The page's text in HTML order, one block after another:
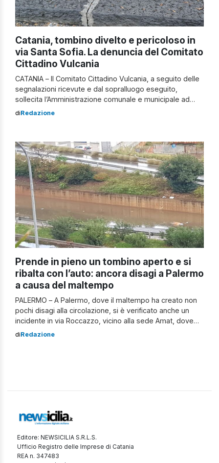
Catania, tombino divelto e pericoloso in
via Santa Sofia. La denuncia del Comitato
Cittadino Vulcania
CATANIA – Il Comitato Cittadino Vulcania, a seguito delle
segnalazioni ricevute e dal sopralluogo eseguito,
sollecita l’Amministrazione comunale e municipale ad
intervenire urgentemente per la presenza, in via Santa
Esistente da troppi mesi senza che nessuno […]
diRedazione
Prende in pieno un tombino aperto e si
ribalta con l’auto: ancora disagi a Palermo
a causa del maltempo
PALERMO – A Palermo, dove il maltempo ha creato non
pochi disagi alla circolazione, si è verificato anche un
incidente in via Roccazzo, vicino alla sede Amat, dove
un’auto si è ribaltata su un lato. Nello specifico, pare che
diRedazione
Editore: NEWSICILIA S.R.L.S.
Ufficio Registro delle Imprese di Catania
REA n. 347483